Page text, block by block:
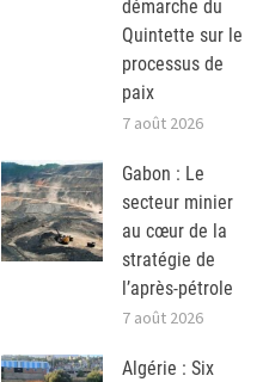
démarche du
Quintette sur le
processus de
paix
7 août 2026
Gabon : Le
secteur minier
au cœur de la
stratégie de
l’après-pétrole
7 août 2026
Algérie : Six